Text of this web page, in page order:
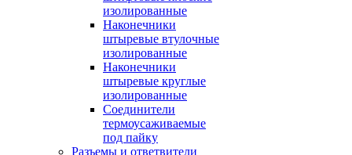
изолированные
Наконечники
штыревые втулочные
изолированные
Наконечники
штыревые круглые
изолированные
Соединители
термоусаживаемые
под пайку
Разъемы и ответвители